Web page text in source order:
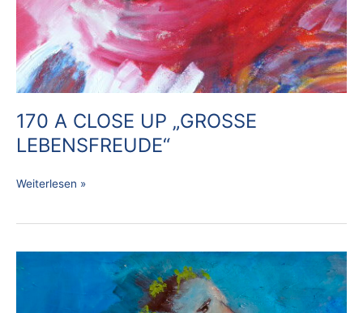
170 A CLOSE UP „GROSSE
LEBENSFREUDE“
Weiterlesen »